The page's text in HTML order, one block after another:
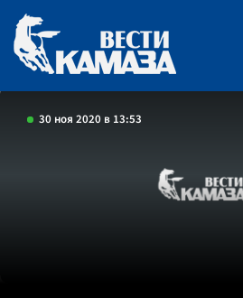
30 ноя 2020 в 13:53